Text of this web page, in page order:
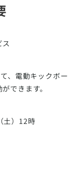
ス
、電動キックボー
できます。
土）12時